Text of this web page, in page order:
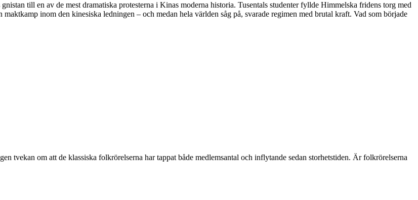
till en av de mest dramatiska protesterna i Kinas moderna historia. Tusentals studenter fyllde Himmelska fridens torg med
inom den kinesiska ledningen – och medan hela världen såg på, svarade regimen med brutal kraft. Vad som började
tvekan om att de klassiska folkrörelserna har tappat både medlemsantal och inflytande sedan storhetstiden. Är folkrörelserna